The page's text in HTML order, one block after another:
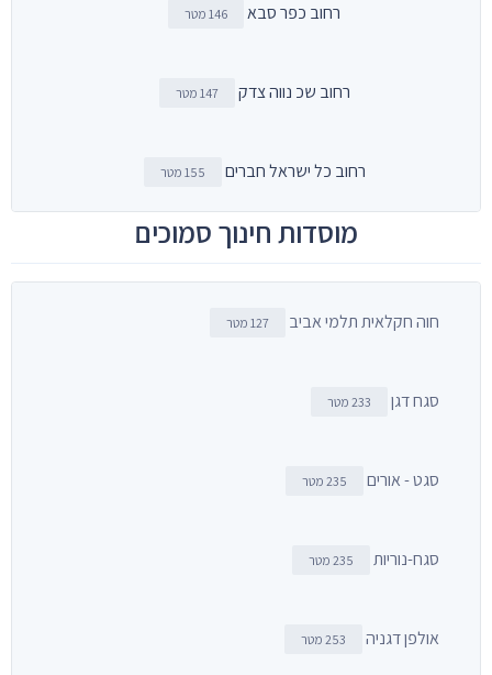
רחוב כפר סבא 146 מטר
רחוב שכ נווה צדק 147 מטר
רחוב כל ישראל חברים 155 מטר
מוסדות חינוך סמוכים
חוה חקלאית תלמי אביב 127 מטר
סגח דגן 233 מטר
סגט - אורים 235 מטר
סגח-נוריות 235 מטר
אולפן דגניה 253 מטר